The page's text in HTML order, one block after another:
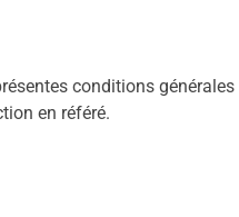
conditions générales
en référé.